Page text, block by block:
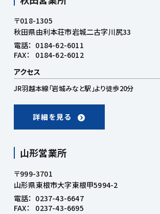
〒018-1305
秋田県由利本荘市岩城二古字川尻33
電話： 0184-62-6011
FAX：
0184-62-6012
アクセス
JR羽越本線「岩城みなと駅」より徒歩20分
詳細を見る
山形営業所
〒999-3701
山形県東根市大字東根甲5994-2
電話： 0237-43-6647
FAX：
0237-43-6695